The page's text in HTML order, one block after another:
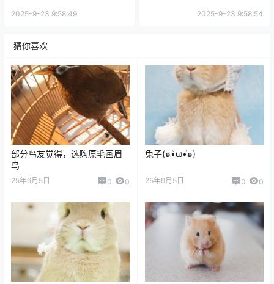
2025-9-23 9:58:49 2025-9-23 9:58:54
猜你喜欢
部分鸟友觉得，选购原毛画眉
鸟
25年9月5日 0 0
兔子(๑•̀ω•́๑)
25年9月5日 0 0